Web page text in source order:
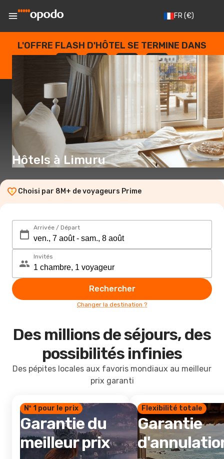
FR(€)
L'OFFRE FLASH D'HÔTEL SE TERMINE DANS
--
JOURS
: --
HEURES
: --
SECONDES
Hôtels à Limuru
Choisi par 8M+ de voyageurs Prime
Arrivée / Départ
Invités
Rechercher
Changer la destination ?
Des millions de séjours, des
possibilités infinies
Des pépites locales aux favoris mondiaux au meilleur
prix garanti
Nº 1 pour le prix
Garantie du
meilleur prix
Flexibilité totale
Garantie